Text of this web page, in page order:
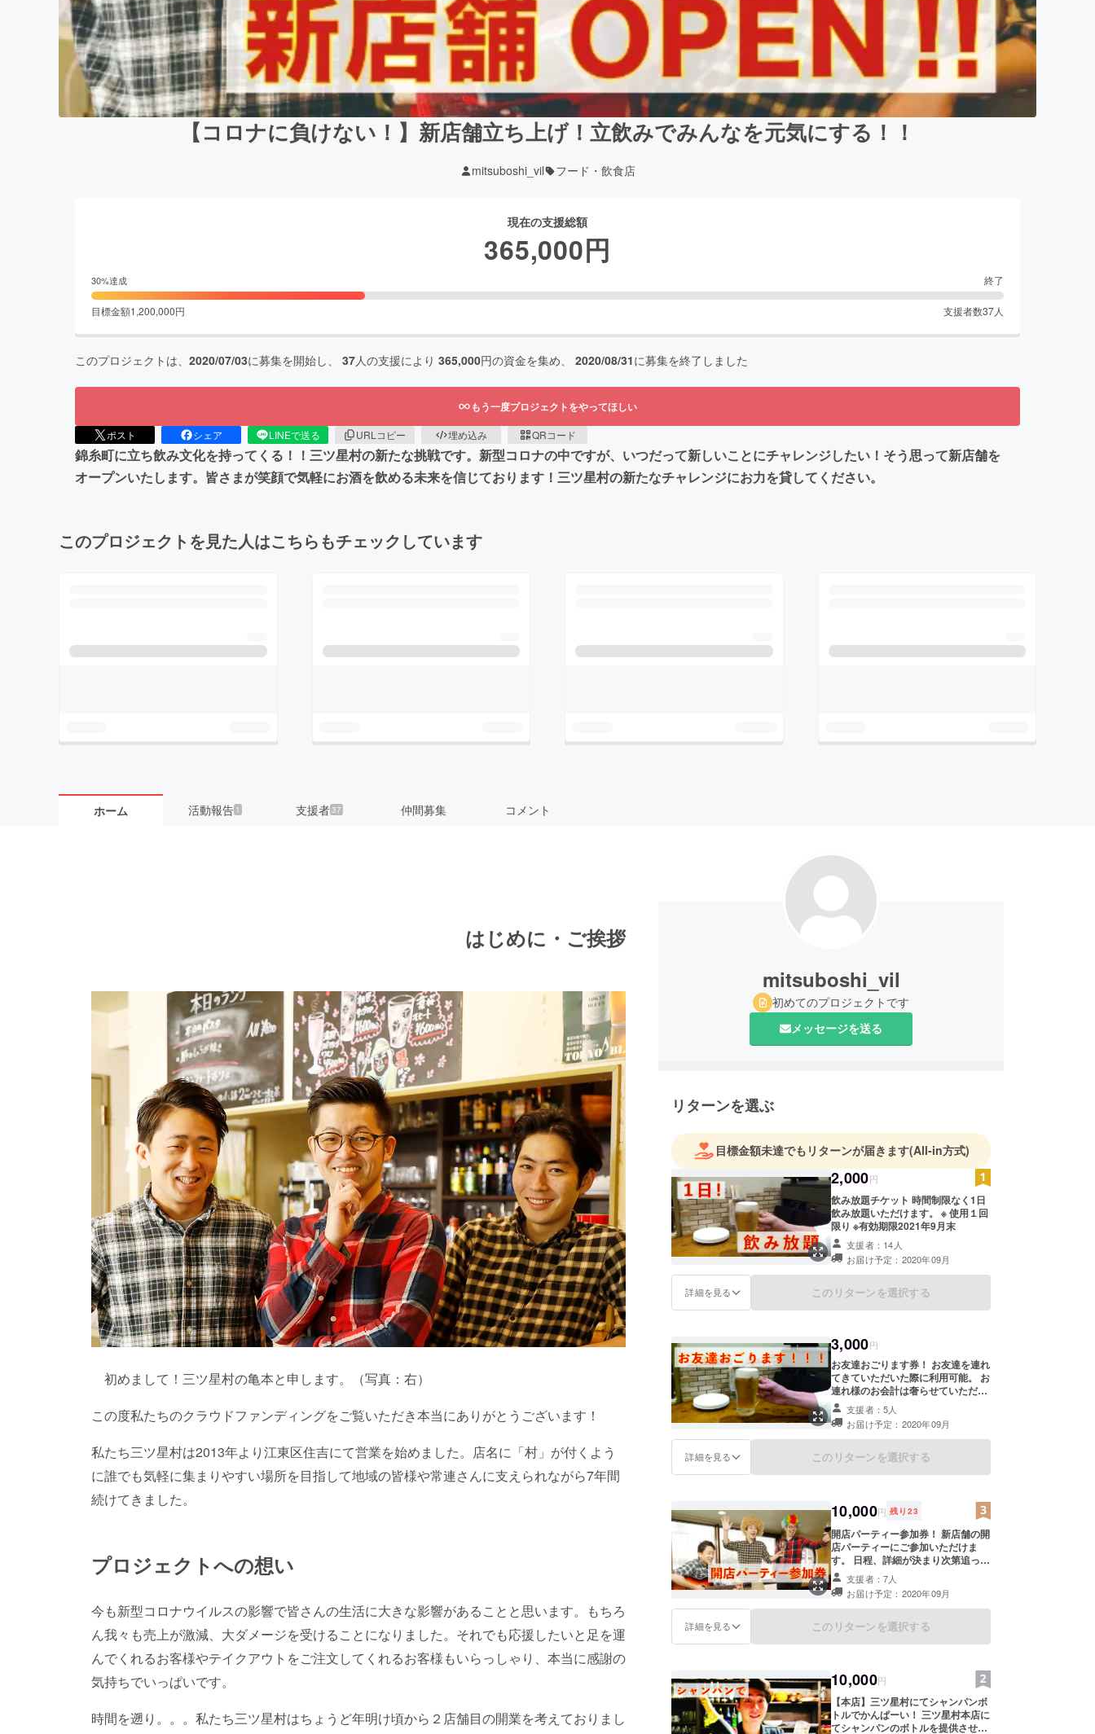
【コロナに負けない！】新店舗立ち上げ！立飲みでみんなを元気にする！！
mitsuboshi_vil フード・飲食店
現在の支援総額
365,000円
30%達成 終了
目標金額1,200,000円 支援者数37人
このプロジェクトは、 2020/07/03に募集を開始し、 37人の支援により 365,000円の資金を集め、 2020/08/31に募集を終了しました
もう一度プロジェクトをやってほしい
ポスト シェア LINEで送る URLコピー 埋め込み QRコード
錦糸町に立ち飲み文化を持ってくる！！三ツ星村の新たな挑戦です。新型コロナの中ですが、いつだって新しいことにチャレンジしたい！そう思って新店舗を
オープンいたします。皆さまが笑顔で気軽にお酒を飲める未来を信じております！三ツ星村の新たなチャレンジにお力を貸してください。
このプロジェクトを見た人はこちらもチェックしています
ホーム 活動報告 1 支援者37 仲間募集 コメント
はじめに・ご挨拶
初めまして！三ツ星村の亀本と申します。（写真：右）
この度私たちのクラウドファンディングをご覧いただき本当にありがとうございます！
私たち三ツ星村は2013年より江東区住吉にて営業を始めました。店名に「村」が付くよう
に誰でも気軽に集まりやすい場所を目指して地域の皆様や常連さんに支えられながら7年間
続けてきました。
プロジェクトへの想い
今も新型コロナウイルスの影響で皆さんの生活に大きな影響があることと思います。もちろ
ん我々も売上が激減、大ダメージを受けることになりました。それでも応援したいと足を運
んでくれるお客様やテイクアウトをご注文してくれるお客様もいらっしゃり、本当に感謝の
気持ちでいっぱいです。
時間を遡り。。。私たち三ツ星村はちょうど年明け頃から２店舗目の開業を考えておりまし
mitsuboshi_vil
初めてのプロジェクトです
メッセージを送る
リターンを選ぶ
目標金額未達でもリターンが届きます(All-in方式)
2,000円
飲み放題チケット 時間制限なく1日
飲み放題いただけます。 ※ 使用１回
限り ※有効期限2021年9月末
支援者：14人
お届け予定：2020年09月
詳細を見る このリターンを選択する
3,000円
お友達おごります券！ お友達を連れ
てきていただいた際に利用可能。 お
連れ様のお会計は奢らせていただき
ます。 ※ お一人様に一枚利用。一回
限り ※有効期限2021年9月末
支援者：5人
お届け予定：2020年09月
詳細を見る このリターンを選択する
10,000円 残り 23
開店パーティー参加券！ 新店舗の開
店パーティーにご参加いただけま
す。 日程、詳細が決まり次第追って
ご連絡いたします。 ※定員人数は30
名となります。 ※2020年10月の日曜
日、17:00からを予定しておりま
す。
支援者：7人
お届け予定：2020年09月
詳細を見る このリターンを選択する
10,000円
【本店】三ツ星村にてシャンパンボ
トルでかんぱーい！ 三ツ星村本店に
てシャンパンのボトルを提供させて